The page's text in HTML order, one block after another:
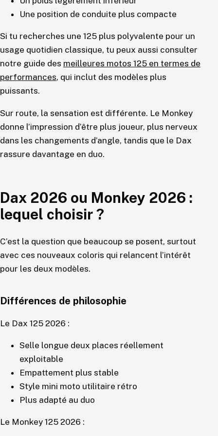
Une position de conduite plus compacte
Si tu recherches une 125 plus polyvalente pour un
usage quotidien classique, tu peux aussi consulter
notre guide des meilleures motos 125 en termes de
performances, qui inclut des modèles plus
puissants.
Sur route, la sensation est différente. Le Monkey
donne l’impression d’être plus joueur, plus nerveux
dans les changements d’angle, tandis que le Dax
rassure davantage en duo.
Dax 2026 ou Monkey 2026 :
lequel choisir ?
C’est la question que beaucoup se posent, surtout
avec ces nouveaux coloris qui relancent l’intérêt
pour les deux modèles.
Différences de philosophie
Le Dax 125 2026 :
Selle longue deux places réellement
exploitable
Empattement plus stable
Style mini moto utilitaire rétro
Plus adapté au duo
Le Monkey 125 2026 :